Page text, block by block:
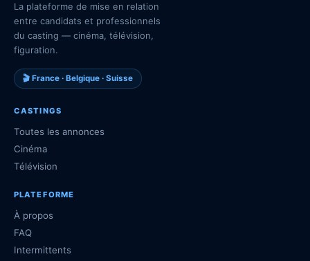
La plateforme de mise en relation
entre candidats et professionnels
du casting — cinéma, télévision,
figuration.
🎬 France · Belgique · Suisse
CASTINGS
Toutes les annonces
Cinéma
Télévision
PLATEFORME
À propos
FAQ
Intermittents